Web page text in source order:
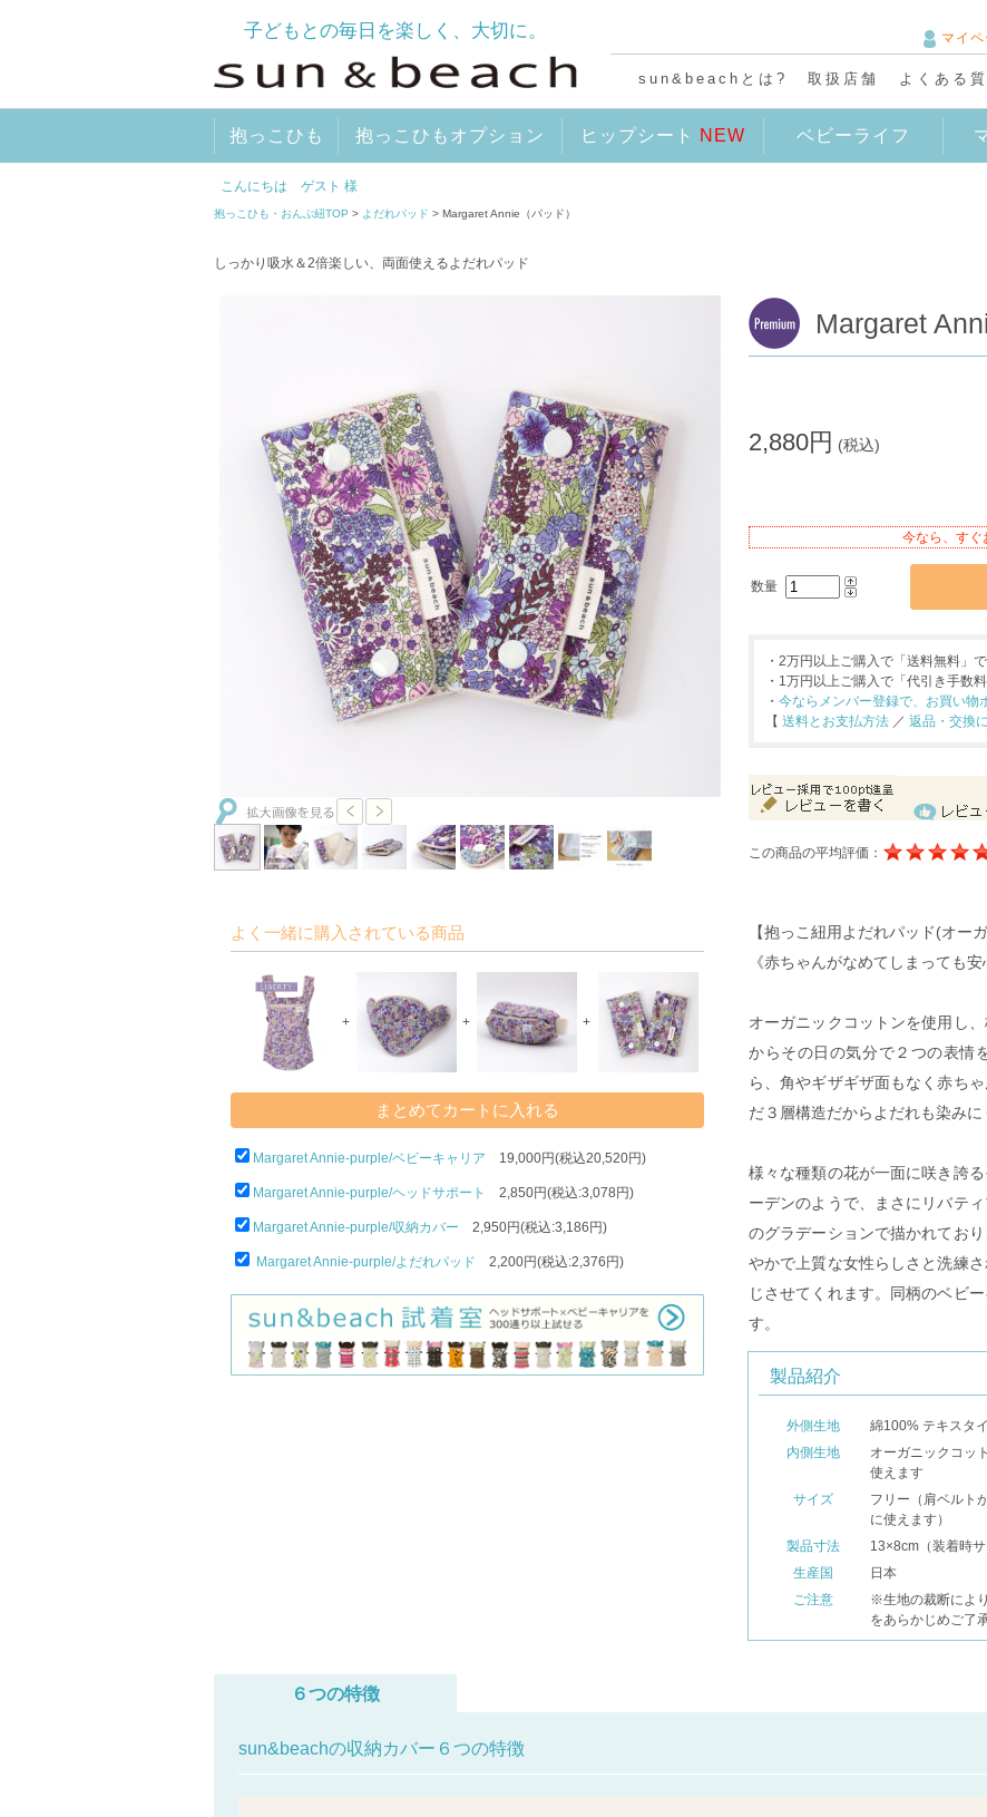
子どもとの毎日を楽しく、大切に。 マイペ
sun&beachとは? 取扱店舗 よくある質
抱っこひも 抱っこひもオプション ヒップシート NEW ベビーライフ
こんにちは ゲスト 様
抱っこひも・おんぶ紐TOP > よだれパッド > Margaret Annie（パッド）
しっかり吸水＆2倍楽しい、両面使えるよだれパッド
Margaret
2,880円 (税込)
今なら、す
数量
・2万円以上ご購入で「送料無料」
・1万円以上ご購入で「代引き手数
・ 今ならメンバー登録で、お買い
【 送料とお支払方法 ／ 返品・交換
この商品の平均評価：
よく一緒に購入されている商品
+ + +
Margaret Annie-purple/ベビーキャリア 19,000円(税込20,520円)
Margaret Annie-purple/ヘッドサポート 2,850円(税込:3,078円)
Margaret Annie-purple/収納カバー 2,950円(税込:3,186円)
Margaret Annie-purple/よだれパッド 2,200円(税込:2,376円)
【抱っこ紐用よだれパッド(オー
《赤ちゃんがなめてしまっても
オーガニックコットンを使用し
からその日の気分で２つの表情
ら、角やギザギザ面もなく赤ち
だ３層構造だからよだれも染みに
様々な種類の花が一面に咲き誇
ーデンのようで、まさにリバテ
のグラデーションで描かれてお
やかで上質な女性らしさと洗練
じさせてくれます。同柄のベビ
す。
製品紹介
外側生地
綿100% テキスタ
内側生地
オーガニックコッ
使えます
サイズ
フリー（肩ベルト
に使えます）
製品寸法
13×8cm（装着時サ
生産国
日本
ご注意
※生地の裁断によ
をあらかじめご了
６つの特徴
sun&beachの収納カバー６つの特徴